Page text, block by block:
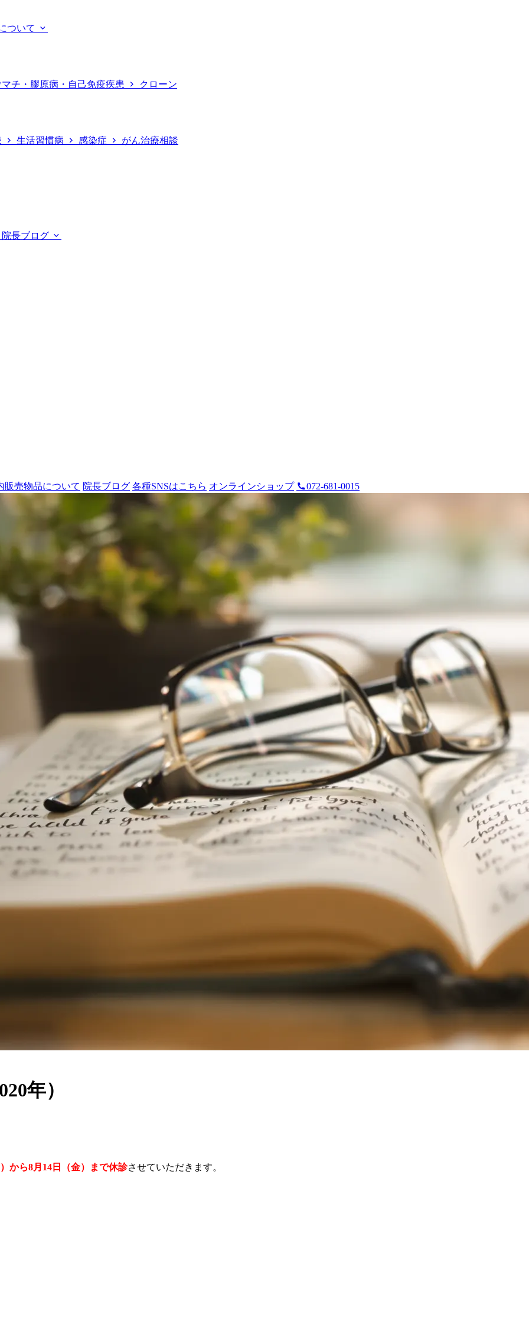
ついて
チ・膠原病・自己免疫疾患 クローン
生活習慣病 感染症 がん治療相談
院長ブログ
販売物品について 院長ブログ 各種SNSはこちら オンラインショップ 072-681-0015
年）
から8月14日（金）まで休診させていただきます。